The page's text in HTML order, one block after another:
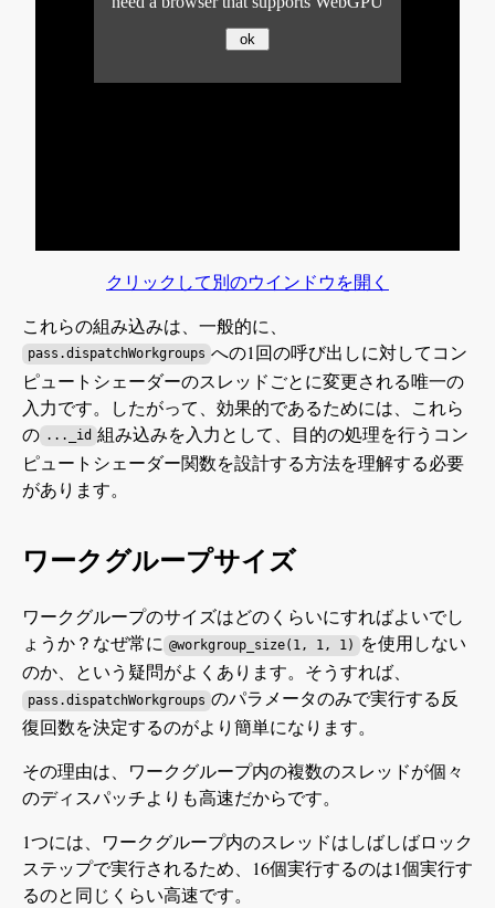
クリックして別のウインドウを開く
これらの組み込みは、一般的に、
pass.dispatchWorkgroups への1回の呼び出しに対してコン
ピュートシェーダーのスレッドごとに変更される唯一の
入力です。したがって、効果的であるためには、これら
の ..._id 組み込みを入力として、目的の処理を行うコン
ピュートシェーダー関数を設計する方法を理解する必要
があります。
ワークグループサイズ
ワークグループのサイズはどのくらいにすればよいでし
ょうか？なぜ常に @workgroup_size(1, 1, 1) を使用しない
のか、という疑問がよくあります。そうすれば、
pass.dispatchWorkgroups のパラメータのみで実行する反
復回数を決定するのがより簡単になります。
その理由は、ワークグループ内の複数のスレッドが個々
のディスパッチよりも高速だからです。
1つには、ワークグループ内のスレッドはしばしばロック
ステップで実行されるため、16個実行するのは1個実行す
るのと同じくらい高速です。